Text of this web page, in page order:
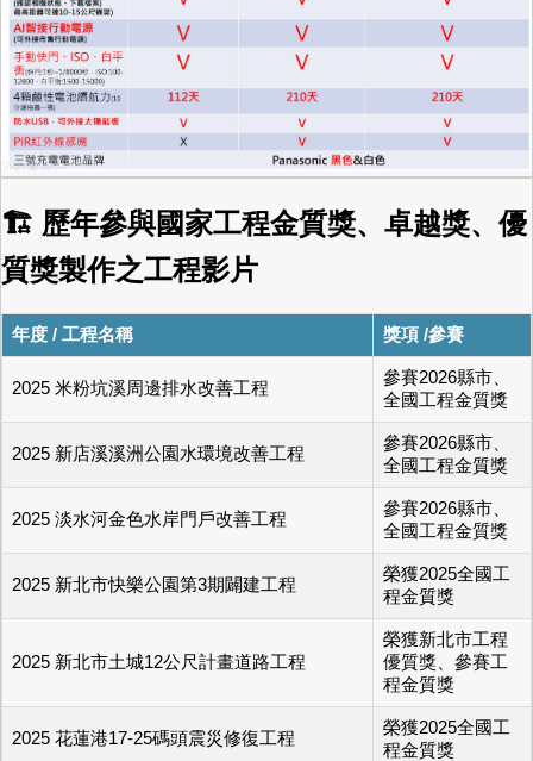
🏗 歷年參與國家工程金質獎、卓越獎、優
質獎製作之工程影片
年度 / 工程名稱 獎項 /參賽
2025 米粉坑溪周邊排水改善工程
參賽2026縣市、
全國工程金質獎
2025 新店溪溪洲公園水環境改善工程
參賽2026縣市、
全國工程金質獎
2025 淡水河金色水岸門戶改善工程
參賽2026縣市、
全國工程金質獎
2025 新北市快樂公園第3期闢建工程
榮獲2025全國工
程金質獎
2025 新北市土城12公尺計畫道路工程
榮獲新北市工程
優質獎、參賽工
程金質獎
2025 花蓮港17-25碼頭震災修復工程
榮獲2025全國工
程金質獎